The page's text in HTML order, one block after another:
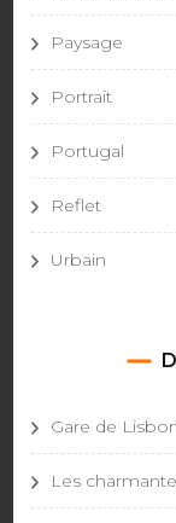
Paysage
Portrait
Portugal
Reflet
Urbain
Gare de
Les